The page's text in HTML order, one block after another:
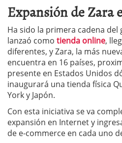
Expansión de Zara
Ha sido la primera cadena
lanzaó como tienda online,
diferentes, y Zara, la más
encuentra en 16 países,
presente en Estados Unidos
inaugurará una tienda física
York y Japón.
Con esta iniciativa se va
expansión en Internet y
de e-commerce en cada uno